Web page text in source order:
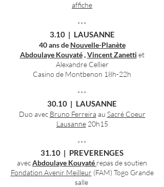
affiche
***
3.10 | LAUSANNE
40 ans de Nouvelle-Planète
Abdoulaye Kouyaté,Vincent Zanetti et
Alexandre Cellier
Casino de Montbenon 18h-22h
***
30.10 | LAUSANNE
Duo avec Bruno Ferreira au Sacré Coeur
Lausanne20h15
***
31.10 | PREVERENGES
avecAbdoulaye Kouyaté repas de soutien
Fondation Avenir Meilleur (FAM) Togo Grande
salle